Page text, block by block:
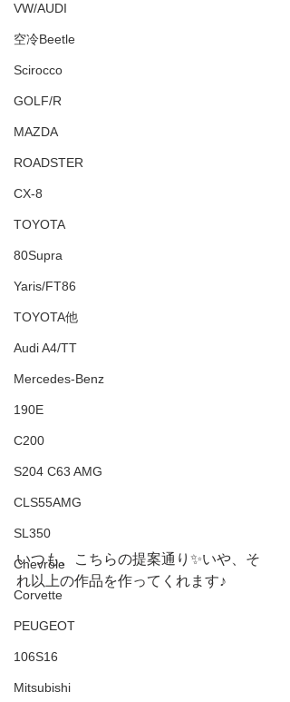
VW/AUDI
空冷Beetle
Scirocco
GOLF/R
MAZDA
ROADSTER
CX-8
TOYOTA
80Supra
Yaris/FT86
TOYOTA他
Audi A4/TT
Mercedes-Benz
190E
C200
S204 C63 AMG
CLS55AMG
SL350
Chevrole
Corvette
PEUGEOT
106S16
Mitsubishi
いつも、こちらの提案通り✨いや、そ
れ以上の作品を作ってくれます♪